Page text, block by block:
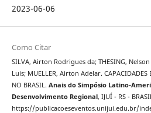
2023-06-06
Como Citar
SILVA, Airton Rodrigues da; THESING, Nelson
Luis; MUELLER, Airton Adelar. CAPACIDADES
NO BRASIL. Anais do Simpósio Latino-
Desenvolvimento Regional, IJUÍ - RS -
https://publicacoeseventos.unijui.edu.br/